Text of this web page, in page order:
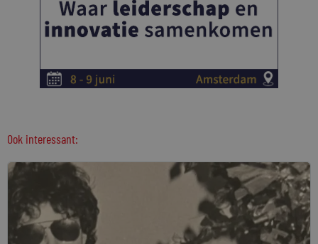
Ook interessant: